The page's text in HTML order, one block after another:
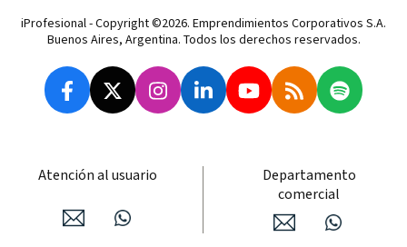
iProfesional - Copyright ©2026. Emprendimientos Corporativos S.A.
Buenos Aires, Argentina. Todos los derechos reservados.
Atención al usuario
Departamento
comercial